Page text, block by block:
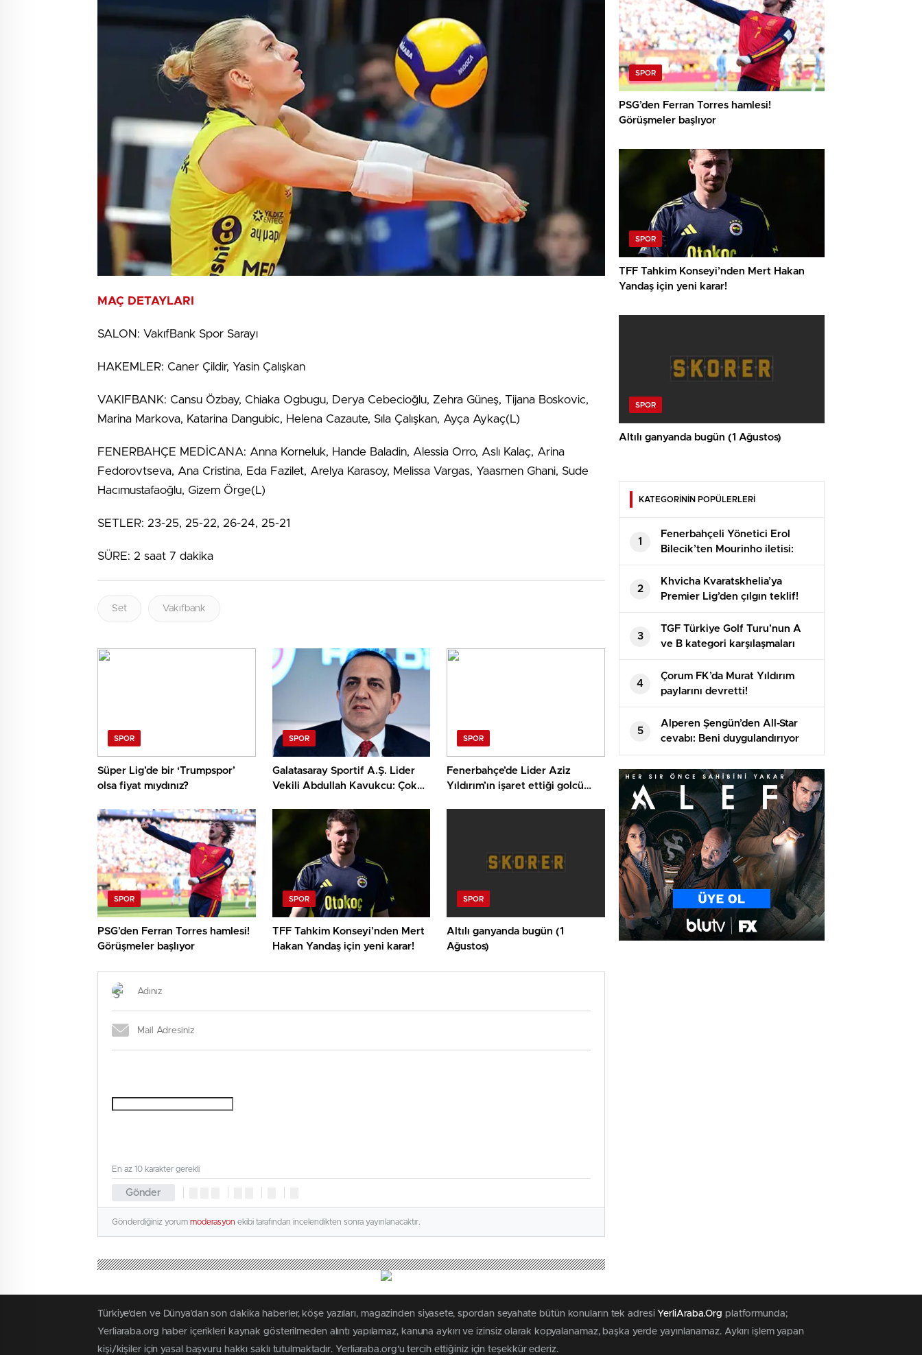
MAÇ DETAYLARI
SALON: VakıfBank Spor Sarayı
HAKEMLER: Caner Çildir, Yasin Çalışkan
VAKIFBANK: Cansu Özbay, Chiaka Ogbugu, Derya Cebecioğlu, Zehra Güneş, Tijana Boskovic,
Marina Markova, Katarina Dangubic, Helena Cazaute, Sıla Çalışkan, Ayça Aykaç(L)
FENERBAHÇE MEDİCANA: Anna Korneluk, Hande Baladin, Alessia Orro, Aslı Kalaç, Arina
Fedorovtseva, Ana Cristina, Eda Fazilet, Arelya Karasoy, Melissa Vargas, Yaasmen Ghani, Sude
Hacımustafaoğlu, Gizem Örge(L)
SETLER: 23-25, 25-22, 26-24, 25-21
SÜRE: 2 saat 7 dakika
Set Vakıfbank
SPOR
Süper Lig’de bir ‘Trumpspor’
olsa fiyat mıydınız?
SPOR
Galatasaray Sportif A.Ş. Lider
Vekili Abdullah Kavukcu: Çok
görüşüyoruz, para harcayacağız
SPOR
Fenerbahçe’de Lider Aziz
Yıldırım’ın işaret ettiği golcü
SPOR
PSG’den Ferran Torres hamlesi!
Görüşmeler başlıyor
SPOR
TFF Tahkim Konseyi’nden Mert
Hakan Yandaş için yeni karar!
SPOR
Altılı ganyanda bugün (1
Ağustos)
Gönder
En az 10 karakter gerekli
Gönderdiğiniz yorum moderasyon ekibi tarafından incelendikten sonra yayınlanacaktır.
SPOR
PSG’den Ferran Torres hamlesi!
Görüşmeler başlıyor
SPOR
TFF Tahkim Konseyi’nden Mert Hakan
Yandaş için yeni karar!
SPOR
Altılı ganyanda bugün (1 Ağustos)
KATEGORİNİN POPÜLERLERİ
1
Fenerbahçeli Yönetici Erol
Bilecik’ten Mourinho iletisi:
Bayraklarınızı hazırlayın
2
Khvicha Kvaratskhelia’ya
Premier Lig’den çılgın teklif!
Adeta servet bedelinde
3
TGF Türkiye Golf Turu’nun A
ve B kategori karşılaşmaları
Bodrum’da oynandı
4
Çorum FK’da Murat Yıldırım
paylarını devretti!
5
Alperen Şengün’den All-Star
cevabı: Beni duygulandırıyor
Türkiye'den ve Dünya’dan son dakika haberler, köşe yazıları, magazinden siyasete, spordan seyahate bütün konuların tek adresi YerliAraba.Org platformunda;
Yerliaraba.org haber içerikleri kaynak gösterilmeden alıntı yapılamaz, kanuna aykırı ve izinsiz olarak kopyalanamaz, başka yerde yayınlanamaz. Aykırı işlem yapan
kişi/kişiler için yasal başvuru hakkı saklı tutulmaktadır. Yerliaraba.org'u tercih ettiğiniz için teşekkür ederiz.